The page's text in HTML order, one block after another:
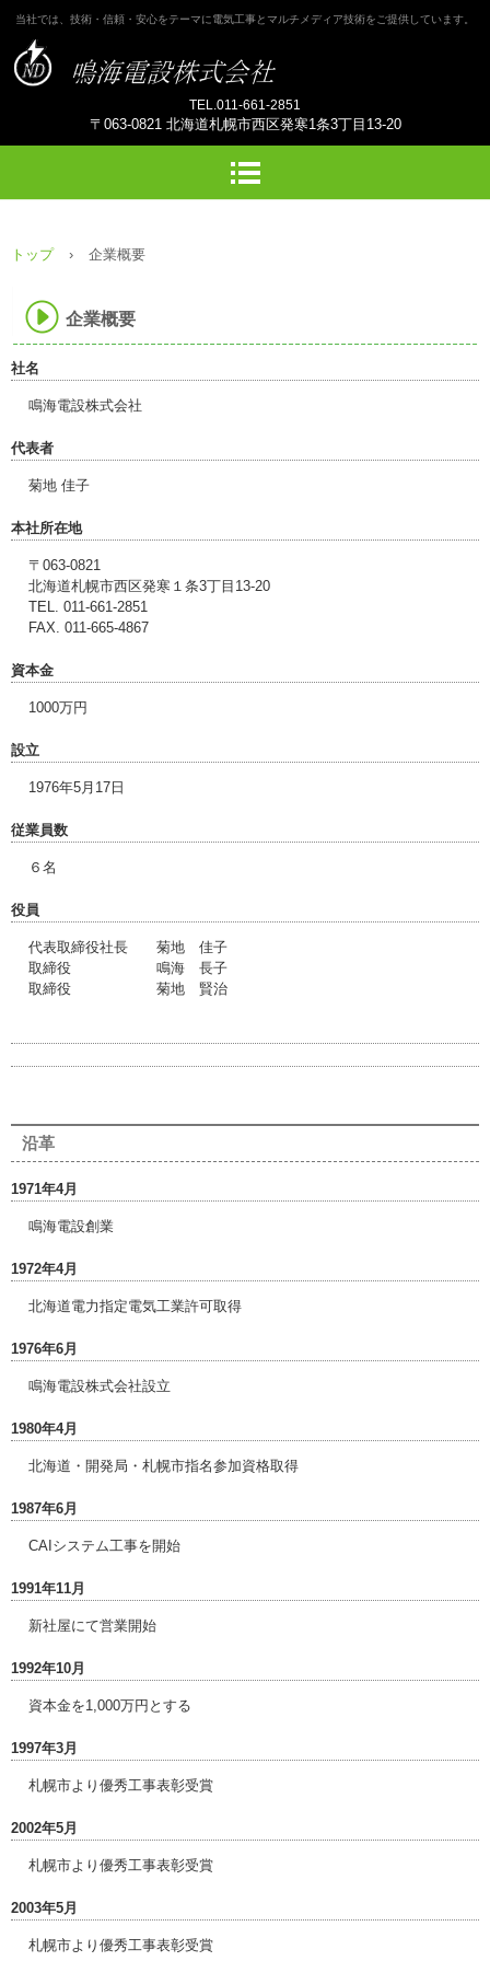
当社では、技術・信頼・安心をテーマに電気工事とマルチメディア技術をご提供しています。
TEL.011-661-2851
〒063-0821 北海道札幌市西区発寒1条3丁目13-20
トップ › 企業概要
企業概要
社名
鳴海電設株式会社
代表者
菊地 佳子
本社所在地
〒063-0821
北海道札幌市西区発寒１条3丁目13-20
TEL. 011-661-2851
FAX. 011-665-4867
資本金
1000万円
設立
1976年5月17日
従業員数
６名
役員
代表取締役社長 菊地 佳子
取締役 鳴海 長子
取締役 菊地 賢治
沿革
1971年4月
鳴海電設創業
1972年4月
北海道電力指定電気工業許可取得
1976年6月
鳴海電設株式会社設立
1980年4月
北海道・開発局・札幌市指名参加資格取得
1987年6月
CAIシステム工事を開始
1991年11月
新社屋にて営業開始
1992年10月
資本金を1,000万円とする
1997年3月
札幌市より優秀工事表彰受賞
2002年5月
札幌市より優秀工事表彰受賞
2003年5月
札幌市より優秀工事表彰受賞